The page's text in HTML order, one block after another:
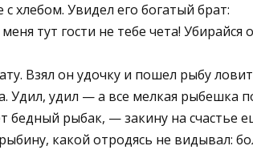
хлебом. Увидел его богатый брат:
тут гости не тебе чета! Убирайся
Взял он удочку и пошел рыбу
Удил, удил — а все мелкая рыбешка
бедный рыбак, — закину на счастье
какой отродясь не видывал: